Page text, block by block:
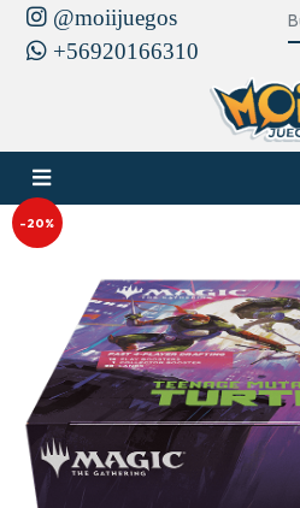
@moiijuegos
+56920166310
-20%